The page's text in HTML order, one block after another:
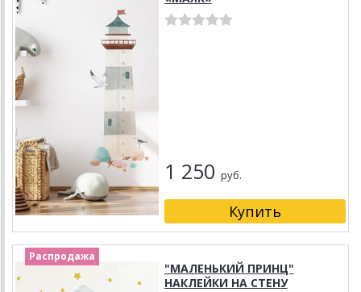
1 250 руб.
Распродажа
"МАЛЕНЬКИЙ ПРИНЦ"
НАКЛЕЙКИ НА СТЕНУ